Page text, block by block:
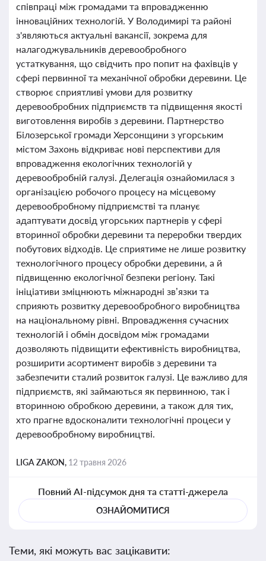
співпраці між громадами та впровадженню
інноваційних технологій. У Володимирі та районі
з'являються актуальні вакансії, зокрема для
налагоджувальників деревообробного
устаткування, що свідчить про попит на фахівців у
сфері первинної та механічної обробки деревини. Це
створює сприятливі умови для розвитку
деревообробних підприємств та підвищення якості
виготовлення виробів з деревини. Партнерство
Білозерської громади Херсонщини з угорським
містом Захонь відкриває нові перспективи для
впровадження екологічних технологій у
деревообробній галузі. Делегація ознайомилася з
організацією робочого процесу на місцевому
деревообробному підприємстві та планує
адаптувати досвід угорських партнерів у сфері
вторинної обробки деревини та переробки твердих
побутових відходів. Це сприятиме не лише розвитку
технологічного процесу обробки деревини, а й
підвищенню екологічної безпеки регіону. Такі
ініціативи зміцнюють міжнародні зв’язки та
сприяють розвитку деревообробного виробництва
на національному рівні. Впровадження сучасних
технологій і обмін досвідом між громадами
дозволяють підвищити ефективність виробництва,
розширити асортимент виробів з деревини та
забезпечити сталий розвиток галузі. Це важливо для
підприємств, які займаються як первинною, так і
вторинною обробкою деревини, а також для тих,
хто прагне вдосконалити технологічні процеси у
деревообробному виробництві.
LIGA ZAKON, 12 травня 2026
Повний AI-підсумок дня та статті-джерела
ОЗНАЙОМИТИСЯ
Теми, які можуть вас зацікавити: